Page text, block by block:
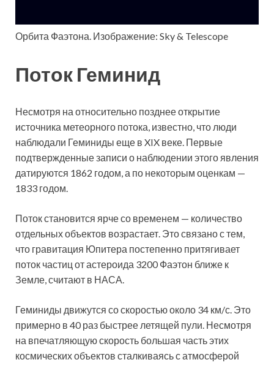
Орбита Фаэтона. Изображение: Sky & Telescope
Поток Геминид
Несмотря на относительно позднее открытие
источника метеорного потока, известно, что люди
наблюдали Геминиды еще в XIX веке. Первые
подтвержденные записи о наблюдении этого явления
датируются 1862 годом, а по некоторым оценкам —
1833 годом.
Поток становится ярче со временем — количество
отдельных объектов возрастает. Это связано с тем,
что гравитация Юпитера постепенно притягивает
поток частиц от астероида 3200 Фаэтон ближе к
Земле, считают в НАСА.
Геминиды движутся со скоростью около 34 км/с. Это
примерно в 40 раз быстрее летящей пули. Несмотря
на впечатляющую скорость большая часть этих
космических объектов сталкиваясь с атмосферой